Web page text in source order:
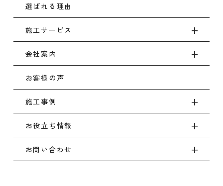
選ばれる理由
施工サービス
会社案内
お客様の声
施工事例
お役立ち情報
お問い合わせ